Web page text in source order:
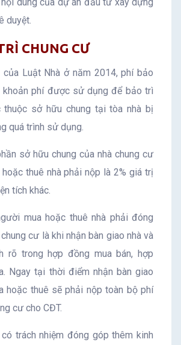
duyệt.
CHUNG CƯ
của Luật Nhà ở năm 2014, phí bảo
khoản phí được sử dụng để bảo trì
thuộc sở hữu chung tại tòa nhà bị
quá trình sử dụng.
sở hữu chung của nhà chung cư
thuê nhà phải nộp là 2% giá trị
tích khác.
mua hoặc thuê nhà phải đóng
cư là khi nhận bàn giao nhà và
rõ trong hợp đồng mua bán, hợp
Ngay tại thời điểm nhận bàn giao
hoặc thuê sẽ phải nộp toàn bộ phí
cư cho CĐT.
trách nhiệm đóng góp thêm kinh